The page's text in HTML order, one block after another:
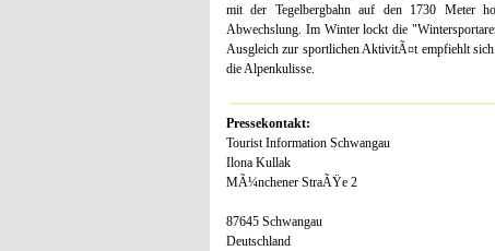
mit der Tegelbergbahn auf den 1730 Meter
Abwechslung. Im Winter lockt die
Ausgleich zur sportlichen AktivitÃ¤t empfiehlt
die Alpenkulisse.
Pressekontakt:
Tourist Information Schwangau
Ilona Kullak
MÃ¼nchener StraÃŸe 2
87645 Schwangau
Deutschland